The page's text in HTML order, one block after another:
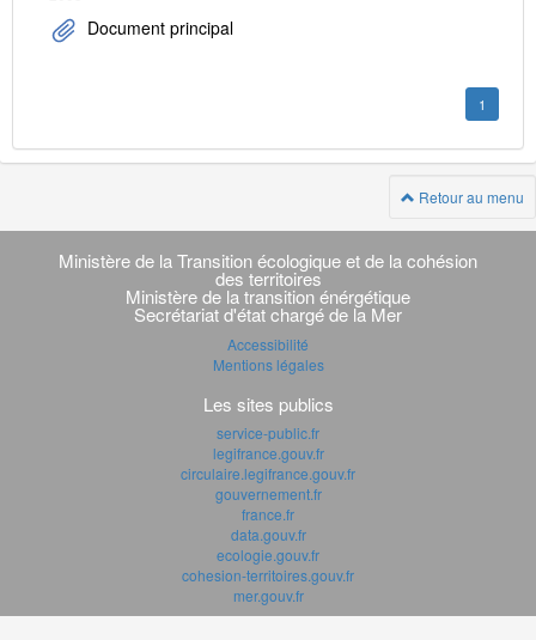
Document principal
1
Retour au menu
Navigation
transverse
Ministère de la Transition écologique et de la cohésion
des territoires
Ministère de la transition énérgétique
Secrétariat d'état chargé de la Mer
Accessibilité
Mentions légales
Les sites publics
service-public.fr
legifrance.gouv.fr
circulaire.legifrance.gouv.fr
gouvernement.fr
france.fr
data.gouv.fr
ecologie.gouv.fr
cohesion-territoires.gouv.fr
mer.gouv.fr